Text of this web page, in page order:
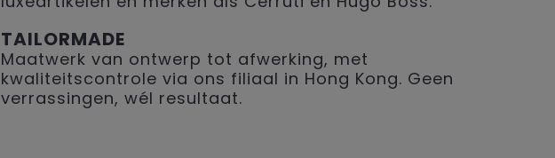
TAILORMADE
Maatwerk van ontwerp tot afwerking, met
kwaliteitscontrole via ons filiaal in Hong Kong. Geen
verrassingen, wél resultaat.